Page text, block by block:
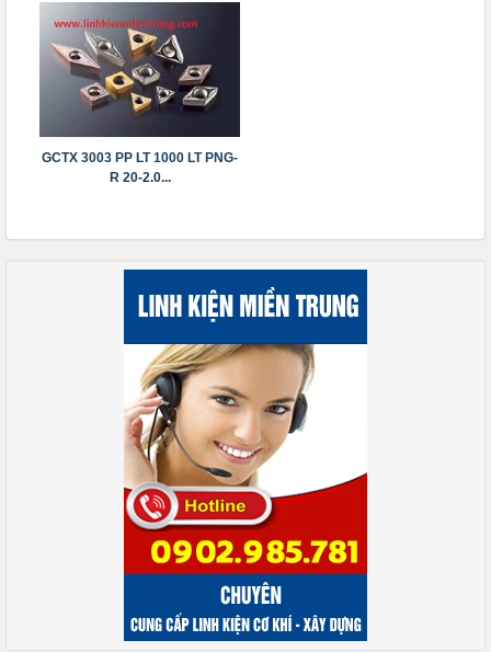
GCTX 3003 PP LT 1000 LT PNG-
R 20-2.0...